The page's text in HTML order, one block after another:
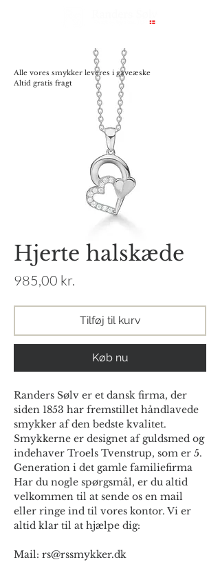
Hjerte halskæde
985,00 kr.
Tilføj til kurv
Køb nu
Randers Sølv er et dansk firma, der
siden 1853 har fremstillet håndlavede
smykker af den bedste kvalitet.
Smykkerne er designet af guldsmed og
indehaver Troels Tvenstrup, som er 5.
Generation i det gamle familiefirma
Har du nogle spørgsmål, er du altid
velkommen til at sende os en mail
eller ringe ind til vores kontor. Vi er
altid klar til at hjælpe dig:
Mail: rs@rssmykker.dk
Alle vores smykker leveres i gaveæske
Altid gratis fragt